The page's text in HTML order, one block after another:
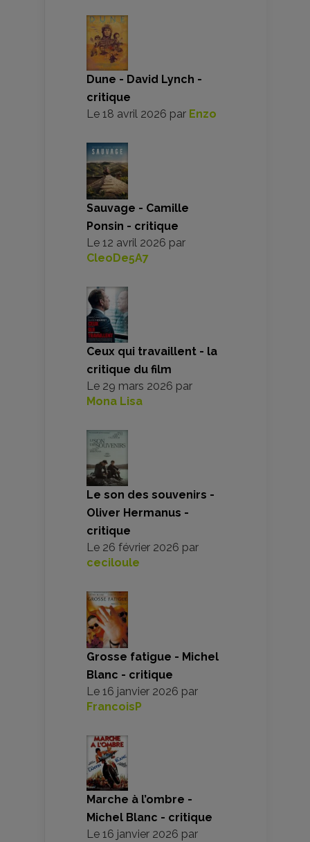
Dune - David Lynch -
critique
Le 18 avril 2026 par Enzo
Sauvage - Camille
Ponsin - critique
Le 12 avril 2026 par
CleoDe5A7
Ceux qui travaillent - la
critique du film
Le 29 mars 2026 par
Mona Lisa
Le son des souvenirs -
Oliver Hermanus -
critique
Le 26 février 2026 par
ceciloule
Grosse fatigue - Michel
Blanc - critique
Le 16 janvier 2026 par
FrancoisP
Marche à l’ombre -
Michel Blanc - critique
Le 16 janvier 2026 par